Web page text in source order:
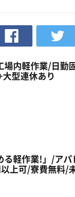
場内軽作業/日勤
型連休あり
る軽作業!」/ア
上可/寮費無料/